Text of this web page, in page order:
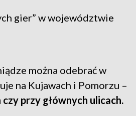
gier” w województwie
można odebrać w
na Kujawach i Pomorzu –
przy głównych ulicach.